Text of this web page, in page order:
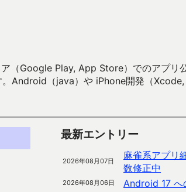
（Google Play, App Store）でのアプリ
。Android（java）や iPhone開発（
最新エントリー
2026年08月07日
麻雀系アプリ
数修正中
2026年08月06日 Android 17 へ